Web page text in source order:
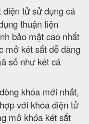
điện tử sử dụng cá
thuận tiện
bảo mật cao nhất
mở két sắt dễ dàng
số như két cá
khóa mới nhất,
với khóa điện tử
mở khóa két sắt